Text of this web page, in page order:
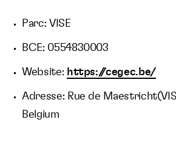
Parc: VISE
BCE: 0554830003
Website: https://cegec.be/
Adresse: Rue de
Belgium